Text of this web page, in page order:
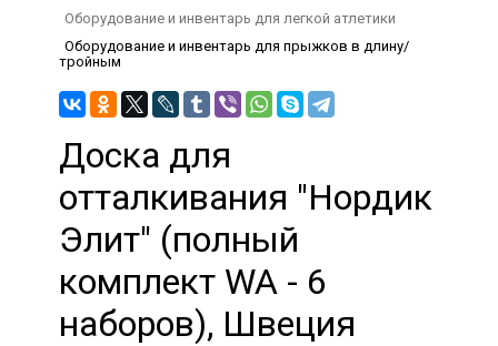
Оборудование и инвентарь для легкой атлетики
Оборудование и инвентарь для прыжков в длину/
тройным
Доска для
отталкивания "Нордик
Элит" (полный
комплект WA - 6
наборов), Швеция